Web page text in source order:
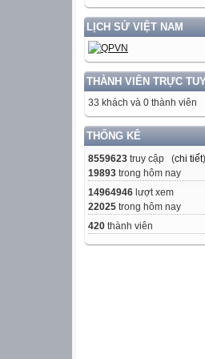
LỊCH SỬ VIỆT NAM
THÀNH VIÊN TRỰC
33 khách và 0 thành viên
THỐNG KÊ
8559623 truy cập (chi tiết)
19893 trong hôm nay
14964946 lượt xem
22025 trong hôm nay
420 thành viên